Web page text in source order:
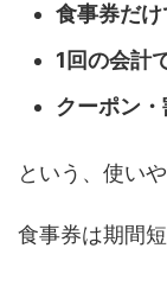
食事券だ
1回の会計
クーポン
という、使い
食事券は期間